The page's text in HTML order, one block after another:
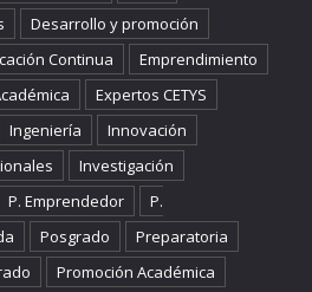
Desarrollo y promoción
Continua
Emprendimiento
Expertos CETYS
Ingeniería
Innovación
Investigación
P. Emprendedor
P.
Posgrado
Preparatoria
Promoción Académica